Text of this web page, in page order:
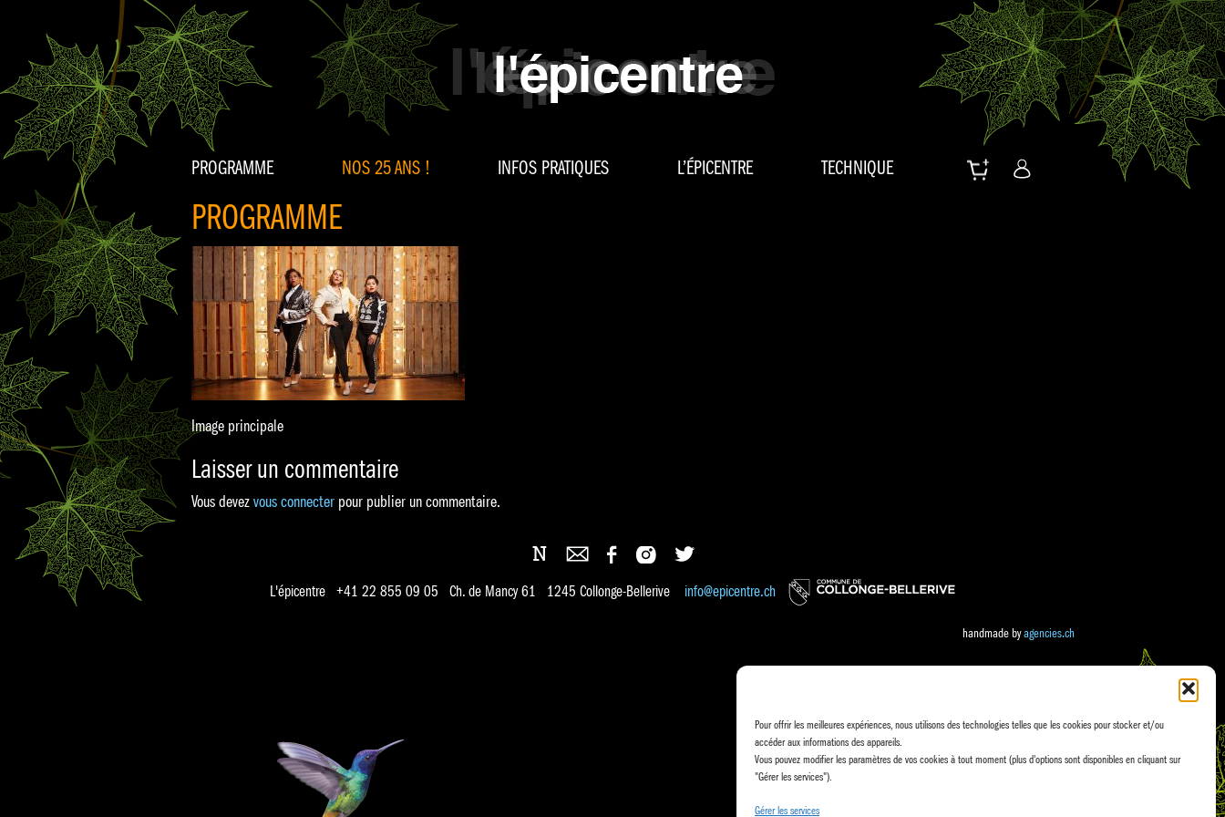
Pour offrir les meilleures expériences, nous utilisons des technologies telles que les cookies pour stocker et/ou
accéder aux informations des appareils.
Vous pouvez modifier les paramètres de vos cookies à tout moment (plus d'options sont disponibles en cliquant sur
"Gérer les services").
Gérer les services
PROGRAMME NOS 25 ANS ! INFOS PRATIQUES L’ÉPICENTRE TECHNIQUE
PROGRAMME
Image principale
Laisser un commentaire
Vous devezvous connecter pour publier un commentaire.
L'épicentre +41 22 855 09 05 Ch. de Mancy 61 1245 Collonge-Bellerive info@epicentre.ch
handmade byagencies.ch